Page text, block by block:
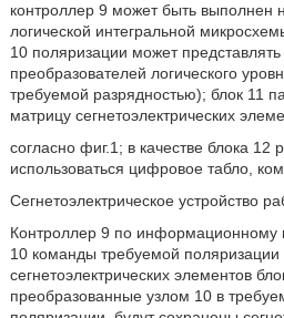
контроллер 9 может быть выполнен
логической интегральной
10 поляризации может
преобразователей логического
требуемой разрядностью); блок 11
матрицу сегнетоэлектрических
согласно фиг.1; в качестве блока 12
использоваться цифровое табло,
Сегнетоэлектрическое устройство
Контроллер 9 по информационному
10 команды требуемой поляризации
сегнетоэлектрических элементов
преобразованные узлом 10 в